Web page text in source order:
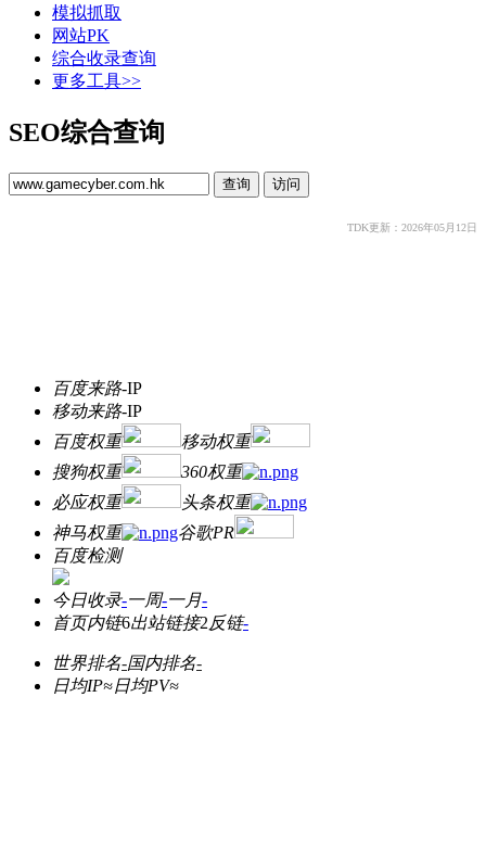
模拟抓取
网站PK
综合收录查询
更多工具>>
SEO综合查询
TDK更新：2026年05月12日
百度来路-IP
移动来路-IP
百度权重
移动权重
搜狗权重
360权重
必应权重
头条权重
神马权重
谷歌PR
百度检测
今日收录-一周-一月-
首页内链6出站链接2反链-
世界排名-国内排名-
日均IP≈日均PV≈